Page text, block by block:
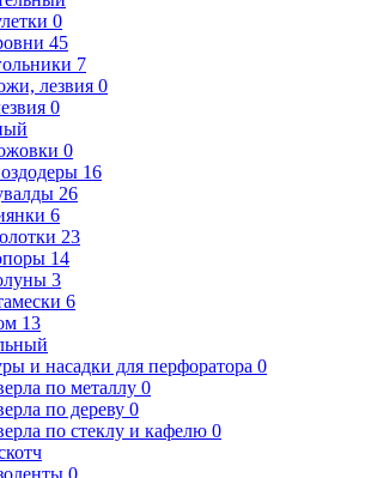
0
45
7
лезвия 0
0
0
16
26
6
23
14
3
6
13
и насадки для перфоратора 0
по металлу 0
по дереву 0
по стеклу и кафелю 0
0